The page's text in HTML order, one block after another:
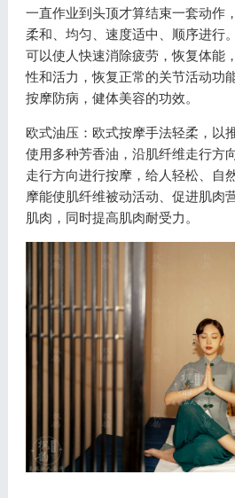
一直作业到头顶才算结束一套动作
柔和、均匀、速度适中、顺序进行
可以使人快速消除疲劳，恢复体能
性和活力，恢复正常的关节活动功
按摩防病，健体美容的功效。
欧式油压：欧式按摩手法轻柔，以
使用多种芳香油，沿肌纤维走行方
走行方向进行按摩，给人轻松、自
摩能使肌纤维被动活动、促进肌肉
肌肉，同时提高肌肉耐受力。